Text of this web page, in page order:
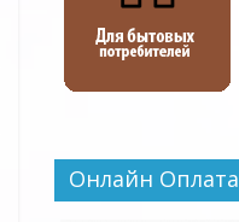
Онлайн Оплата